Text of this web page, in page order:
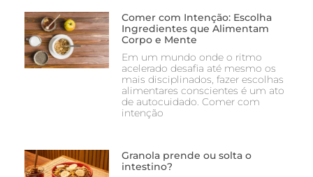
Comer com Intenção: Escolha
Ingredientes que Alimentam
Corpo e Mente
Em um mundo onde o ritmo
acelerado desafia até mesmo os
mais disciplinados, fazer escolhas
alimentares conscientes é um ato
de autocuidado. Comer com
intenção
Granola prende ou solta o
intestino?